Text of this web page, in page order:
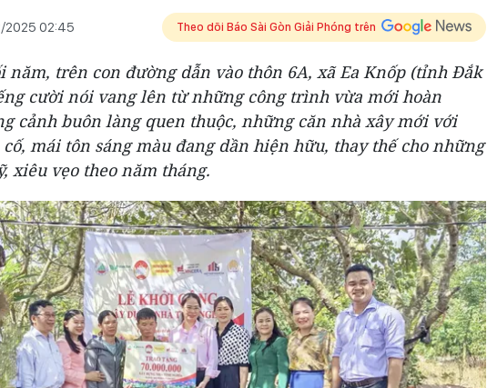
2025 02:45 Theo dõi Báo Sài Gòn Giải Phóng trên
năm, trên con đường dẫn vào thôn 6A, xã Ea Knốp (tỉnh Đắk
cười nói vang lên từ những công trình vừa mới hoàn
cảnh buôn làng quen thuộc, những căn nhà xây mới với
mái tôn sáng màu đang dần hiện hữu, thay thế cho những
xiêu vẹo theo năm tháng.